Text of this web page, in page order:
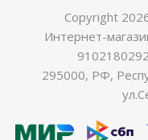
Copyright
Интернет-
295000, РФ,